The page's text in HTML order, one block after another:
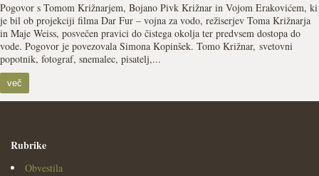
Pogovor s Tomom Križnarjem, Bojano Pivk Križnar in Vojom Erakovićem, ki
je bil ob projekciji filma Dar Fur – vojna za vodo, režiserjev Toma Križnarja
in Maje Weiss, posvečen pravici do čistega okolja ter predvsem dostopa do
vode. Pogovor je povezovala Simona Kopinšek. Tomo Križnar, svetovni
popotnik, fotograf, snemalec, pisatelj,...
več
Rubrike
Obvestila